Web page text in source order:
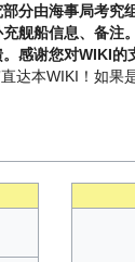
分由海事局考
舰船信息、备
感谢您对WIKI的
达本WIKI！如